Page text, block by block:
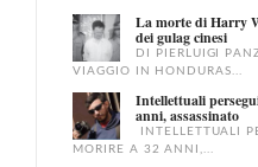
La morte di Harry
dei gulag cinesi
DI PIERLUIGI
VIAGGIO IN HONDURAS...
Intellettuali
anni, assassinato
INTELLETTUALI
MORIRE A 32 ANNI,...